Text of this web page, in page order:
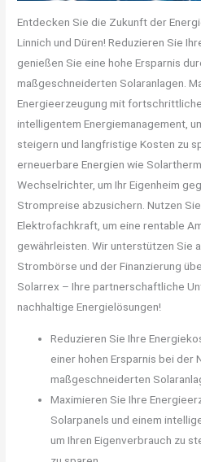
Entdecken Sie die Zukunft der
Linnich und Düren! Reduzieren Sie
genießen Sie eine hohe Ersparnis
maßgeschneiderten Solaranlagen.
Energieerzeugung mit
intelligentem Energiemanagement,
steigern und langfristige Kosten zu
erneuerbare Energien wie
Wechselrichter, um Ihr Eigenheim
Strompreise abzusichern. Nutzen
Elektrofachkraft, um eine rentable
gewährleisten. Wir unterstützen Sie
Strombörse und der Finanzierung
Solarrex – Ihre partnerschaftliche
nachhaltige Energielösungen!
Reduzieren Sie Ihre
einer hohen Ersparnis bei der
maßgeschneiderten
Maximieren Sie Ihre
Solarpanels und einem
um Ihren Eigenverbrauch zu